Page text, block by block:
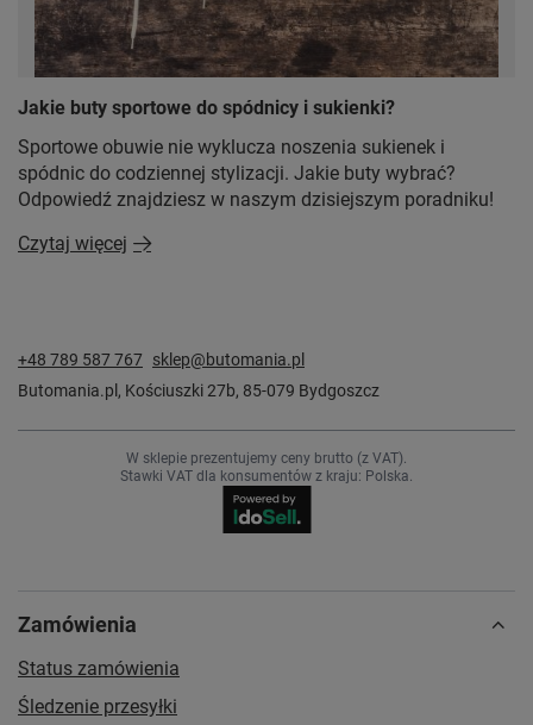
Jakie buty sportowe do spódnicy i sukienki?
Sportowe obuwie nie wyklucza noszenia sukienek i
spódnic do codziennej stylizacji. Jakie buty wybrać?
Odpowiedź znajdziesz w naszym dzisiejszym poradniku!
Czytaj więcej
+48 789 587 767 sklep@butomania.pl
Butomania.pl , Kościuszki 27b, 85-079 Bydgoszcz
W sklepie prezentujemy ceny brutto (z VAT).
Stawki VAT dla konsumentów z kraju: Polska.
Zamówienia
Status zamówienia
Śledzenie przesyłki